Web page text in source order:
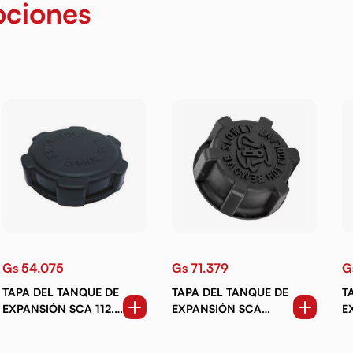
Gs 54.075
TAPA DEL TANQUE DE
EXPANSIÓN SCA 112.
Gs 71.379
TAPA DEL TANQUE DE
EXPANSIÓN SCA